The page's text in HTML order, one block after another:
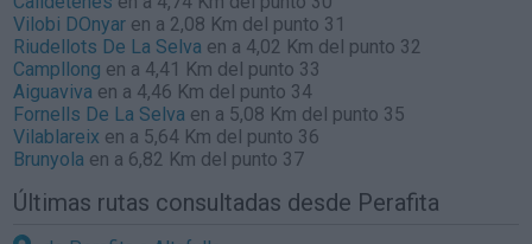
Vilobi DOnyar en a 2,08 Km del punto 31
Riudellots De La Selva en a 4,02 Km del punto 32
Campllong en a 4,41 Km del punto 33
Aiguaviva en a 4,46 Km del punto 34
Fornells De La Selva en a 5,08 Km del punto 35
Vilablareix en a 5,64 Km del punto 36
Brunyola en a 6,82 Km del punto 37
Últimas rutas consultadas desde Perafita